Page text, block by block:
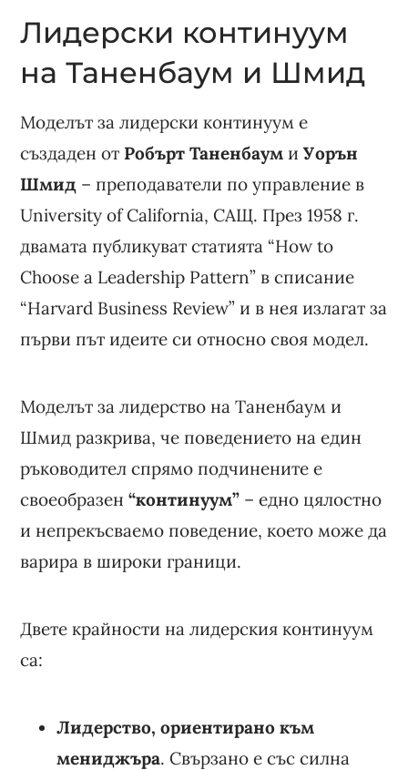
Лидерски континуум
на Таненбаум и Шмид
Моделът за лидерски континуум е
създаден от Робърт Таненбаум иУорън
Шмид – преподаватели по управление в
University of California, САЩ. През 1958 г.
двамата публикуват статията “How to
Choose a Leadership Pattern” в списание
“Harvard Business Review” и в нея излагат за
първи път идеите си относно своя модел.
Моделът за лидерство на Таненбаум и
Шмид разкрива, че поведението на един
ръководител спрямо подчинените е
своеобразен“континуум” – едно цялостно
и непрекъсваемо поведение, което може да
варира в широки граници.
Двете крайности на лидерския континуум
са:
Лидерство, ориентирано към
мениджъра. Свързано е със силна